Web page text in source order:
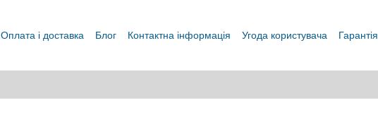
Оплата і доставка Блог Контактна інформація Угода користувача Гарантія